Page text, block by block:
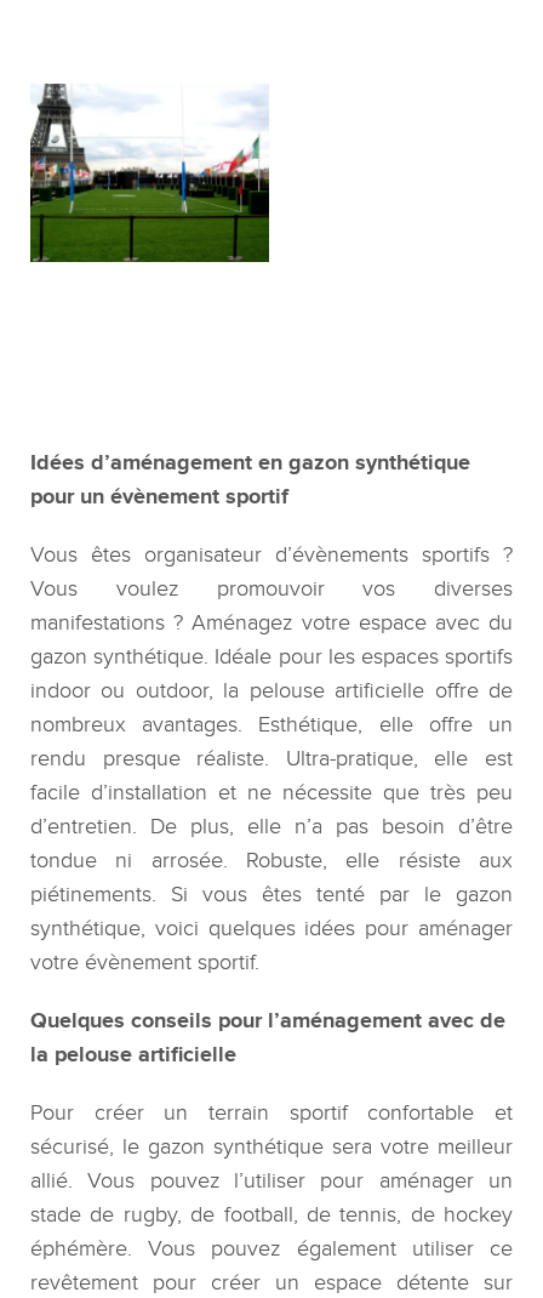
Idées d’aménagement en gazon synthétique
pour un évènement sportif
Vous êtes organisateur d’évènements sportifs ?
Vous voulez promouvoir vos diverses
manifestations ? Aménagez votre espace avec du
gazon synthétique. Idéale pour les espaces sportifs
indoor ou outdoor, la pelouse artificielle offre de
nombreux avantages. Esthétique, elle offre un
rendu presque réaliste. Ultra-pratique, elle est
facile d’installation et ne nécessite que très peu
d’entretien. De plus, elle n’a pas besoin d’être
tondue ni arrosée. Robuste, elle résiste aux
piétinements. Si vous êtes tenté par le gazon
synthétique, voici quelques idées pour aménager
votre évènement sportif.
Quelques conseils pour l’aménagement avec de
la pelouse artificielle
Pour créer un terrain sportif confortable et
sécurisé, le gazon synthétique sera votre meilleur
allié. Vous pouvez l’utiliser pour aménager un
stade de rugby, de football, de tennis, de hockey
éphémère. Vous pouvez également utiliser ce
revêtement pour créer un espace détente sur